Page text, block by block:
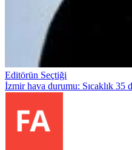
Editörün Seçtiği
İzmir hava durumu: Sıcaklık 35